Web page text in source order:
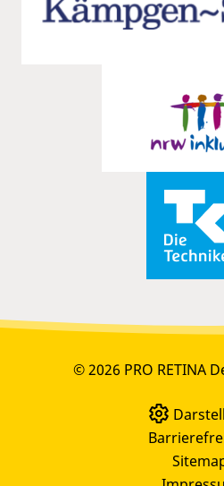
© 2026 PRO RETINA